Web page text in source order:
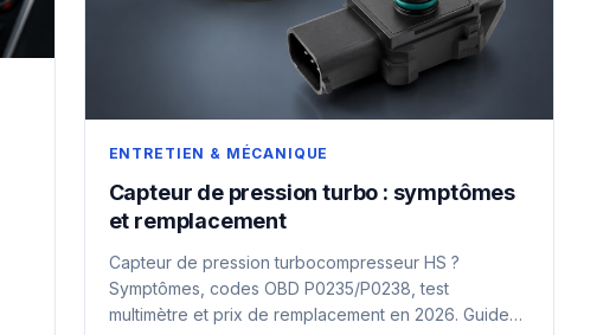
ENTRETIEN & MÉCANIQUE
Capteur de pression turbo : symptômes
et remplacement
Capteur de pression turbocompresseur HS ?
Symptômes, codes OBD P0235/P0238, test
multimètre et prix de remplacement en 2026. Guide